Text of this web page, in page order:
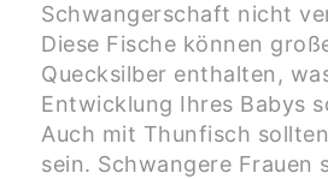
Schwangerschaft nicht
Diese Fische können
Quecksilber enthalten,
Entwicklung Ihres Babys
Auch mit Thunfisch
sein. Schwangere Frauen